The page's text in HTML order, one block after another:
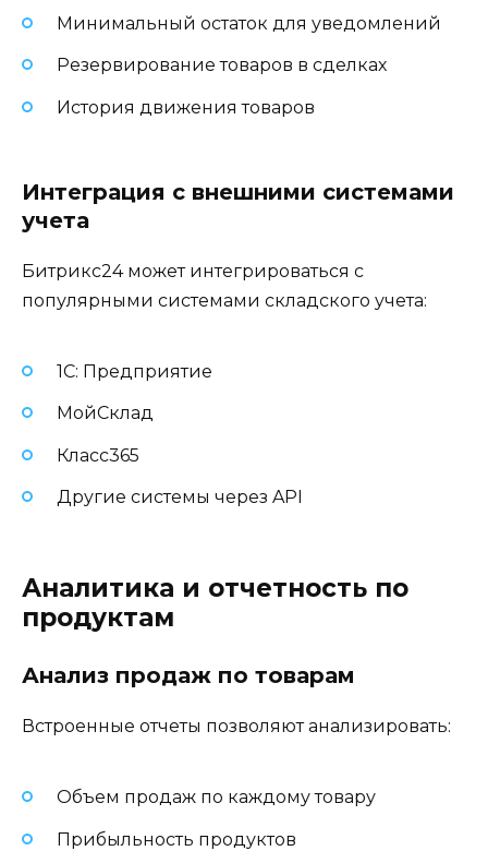
Минимальный остаток для уведомлений
Резервирование товаров в сделках
История движения товаров
Интеграция с внешними системами
учета
Битрикс24 может интегрироваться с
популярными системами складского учета:
1С: Предприятие
МойСклад
Класс365
Другие системы через API
Аналитика и отчетность по
продуктам
Анализ продаж по товарам
Встроенные отчеты позволяют анализировать:
Объем продаж по каждому товару
Прибыльность продуктов